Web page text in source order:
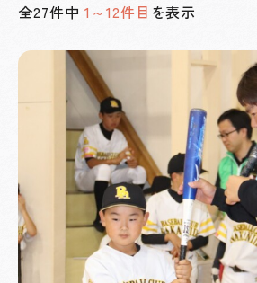
全27件中 1～12件目 を表示